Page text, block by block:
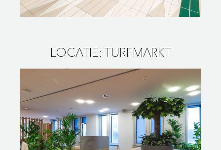
LOCATIE: TURFMARKT